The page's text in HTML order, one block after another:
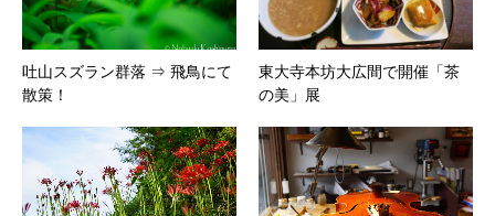
吐山スズラン群落 ⇒ 飛鳥にて
散策！
東大寺本坊大広間で開催「茶
の美」展